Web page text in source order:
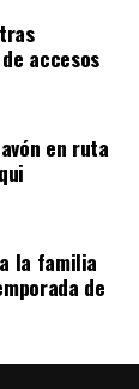
accesos
en ruta
la familia
de